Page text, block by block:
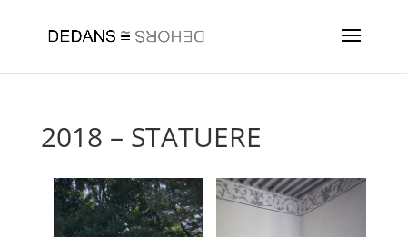
2018 – STATUERE